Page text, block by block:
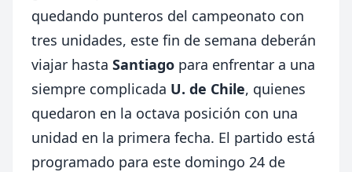
quedando punteros del campeonato con
tres unidades, este fin de semana deberán
viajar hasta Santiago para enfrentar a una
siempre complicada U. de Chile, quienes
quedaron en la octava posición con una
unidad en la primera fecha. El partido está
programado para este domingo 24 de